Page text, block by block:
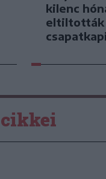
kilenc
eltiltották